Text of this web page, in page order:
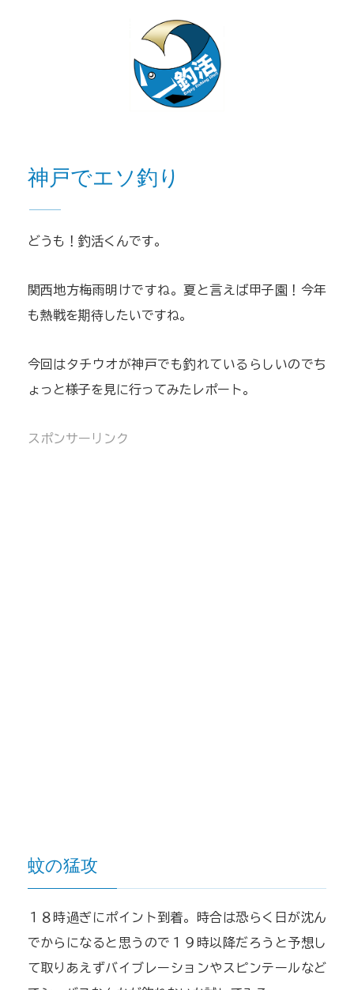
神戸でエソ釣り
どうも！釣活くんです。
関西地方梅雨明けですね。夏と言えば甲子園！今年
も熱戦を期待したいですね。
今回はタチウオが神戸でも釣れているらしいのでち
ょっと様子を見に行ってみたレポート。
スポンサーリンク
蚊の猛攻
１８時過ぎにポイント到着。時合は恐らく日が沈ん
でからになると思うので１９時以降だろうと予想し
て取りあえずバイブレーションやスピンテールなど